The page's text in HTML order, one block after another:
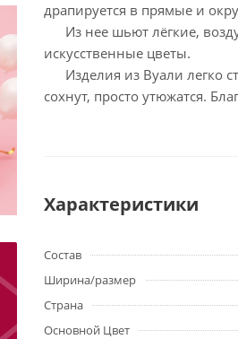
драпируется в прямые и
Из нее шьют лёгкие,
искусственные цветы.
Изделия из Вуали легко
сохнут, просто утюжатся.
Характеристики
Состав
Ширина/размер
Страна
Основной Цвет